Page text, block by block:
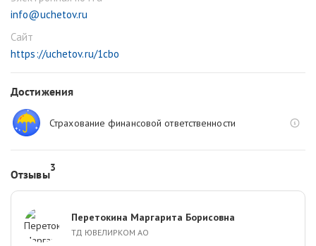
info@uchetov.ru
Сайт
https://uchetov.ru/1cbo
Достижения
Страхование финансовой ответственности
Отзывы3
Перетокина Маргарита Борисовна
ТД ЮВЕЛИРКОМ АО